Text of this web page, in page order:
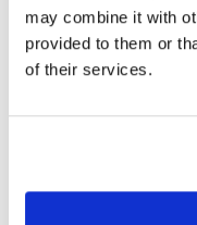
may combine it with
provided to them or
of their services.
Articoli con tips e
Articoli divertenti
In quanto di età
all’informativa privacy.
Desidero ricevere